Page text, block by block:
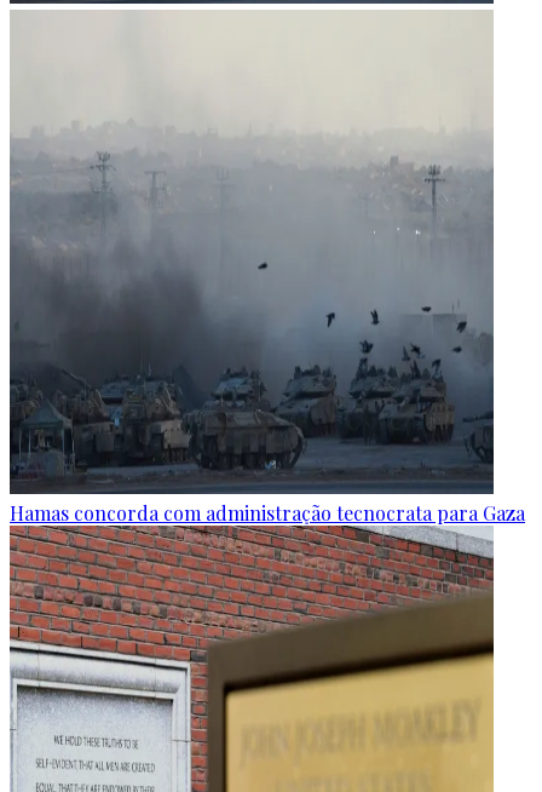
Hamas concorda com administração tecnocrata para Gaza